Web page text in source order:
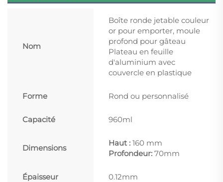
Nom
Boîte ronde jetable couleur
or pour emporter, moule
profond pour gâteau
Plateau en feuille
d'aluminium avec
couvercle en plastique
Forme Rond ou personnalisé
Capacité 960ml
Dimensions
Haut : 160 mm
Profondeur: 70mm
Épaisseur 0.12mm